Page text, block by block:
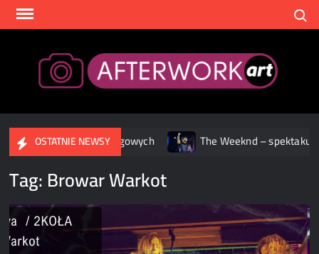
Skip
OSTATNIE NEWSY
streamingowych The Weeknd – spektakularne
Tag:Browar Warkot